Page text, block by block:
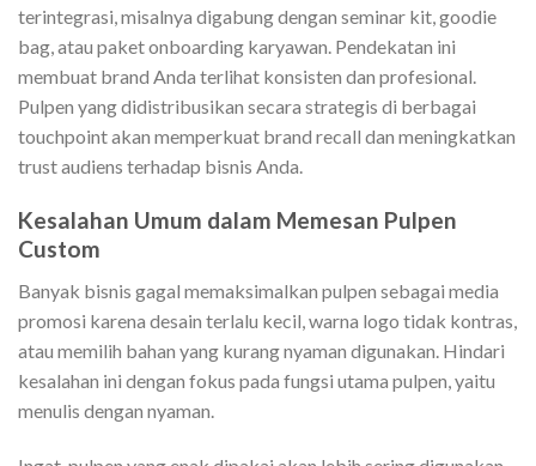
terintegrasi, misalnya digabung dengan seminar kit, goodie
bag, atau paket onboarding karyawan. Pendekatan ini
membuat brand Anda terlihat konsisten dan profesional.
Pulpen yang didistribusikan secara strategis di berbagai
touchpoint akan memperkuat brand recall dan meningkatkan
trust audiens terhadap bisnis Anda.
Kesalahan Umum dalam Memesan Pulpen
Custom
Banyak bisnis gagal memaksimalkan pulpen sebagai media
promosi karena desain terlalu kecil, warna logo tidak kontras,
atau memilih bahan yang kurang nyaman digunakan. Hindari
kesalahan ini dengan fokus pada fungsi utama pulpen, yaitu
menulis dengan nyaman.